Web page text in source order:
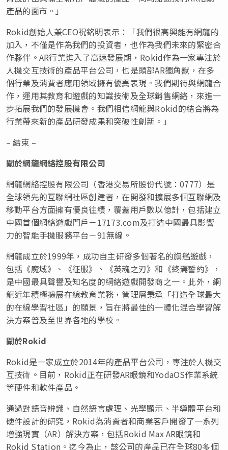
產品的面市。」
Rokid創始人兼CEO祝銘明表示：「我們很高興能有網龍的
加入，不僅是作為我們的投資者，也作為我們未來的緊密合
作夥伴。AR行業進入了高速發展期，Rokid作為一家專注於
人機交互技術的產品平台公司，也是頭部AR獨角獸，在多
個行業及消費者應用領域擁有優異表現。我們期待與網龍合
作，運用其教育和遊戲的知識技術及全球銷售網絡，來進一
步拓展我們的發展機會。我們相信網龍與Rokid的結合將為
行業帶來新的產品研發成果和突破性創新。」
– 結束 –
關於網龍網絡控股有限公司
網龍網絡控股有限公司（香港交易所股份代號：0777）是
全球領先的互聯網社區創建者，在開發和擴展多個互聯網及
移動平台方面擁有優良往績，覆蓋用戶數以億計，包括建立
中國首個網絡遊戲門戶－17173.com及打造中國最具影響
力的智能手機服務平台－91無線。
網龍成立於1999年，成功自主研發多個著名的旗艦遊戲，
包括《魔域》、《征服》、《英魂之刃》和《終焉誓約》，
是中國最具聲譽及知名度的網絡遊戲開發商之一。此外，網
龍近年積極擴展在線教育業務，管理層秉承「打造全球最大
的在線學習社區」的願景，旨在將最佳的一體化混合學習解
決方案普及至世界各地的學校。
關於Rokid
Rokid是一家成立於2014年的產品平台公司，專注於人機交
互技術。目前，Rokid正在研發AR眼鏡和YodaOS作業系統
等硬件和軟件產品。
通過對語音辨識、自然語言處理、光學顯示、半導體平台和
硬件設計的研究，Rokid為消費者和商業客戶開發了一系列
增強現實（AR）解決方案，包括Rokid Max AR眼鏡和
Rokid Station。迄今為止，該公司的產品已在全球80多個